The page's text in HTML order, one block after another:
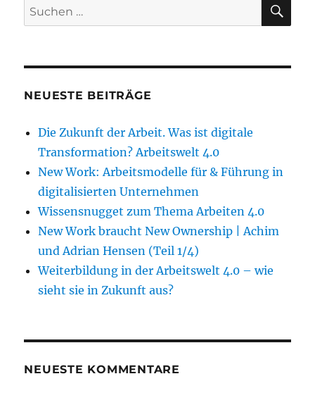
Suche
nach:
NEUESTE BEITRÄGE
Die Zukunft der Arbeit. Was ist digitale
Transformation? Arbeitswelt 4.0
New Work: Arbeitsmodelle für & Führung in
digitalisierten Unternehmen
Wissensnugget zum Thema Arbeiten 4.0
New Work braucht New Ownership | Achim
und Adrian Hensen (Teil 1/4)
Weiterbildung in der Arbeitswelt 4.0 – wie
sieht sie in Zukunft aus?
NEUESTE KOMMENTARE